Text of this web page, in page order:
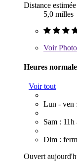
Distance estimée
5,0 milles
Voir
Heures
Voir tout
Lun - ven
Sam :
Dim :
Ouvert